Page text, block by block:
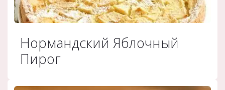
Нормандский Яблочный
Пирог